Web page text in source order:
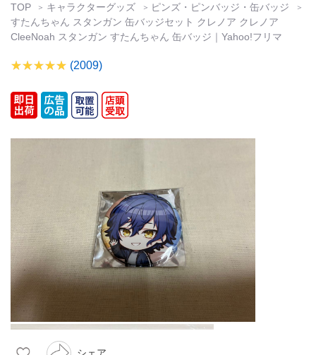
TOP キャラクターグッズ
ピンズ・ピンバッジ・缶バッジ
すたんちゃん スタンガン 缶バッジセット クレノア クレノア
CleeNoah スタンガン すたんちゃん 缶バッジ｜Yahoo!フリマ
(2009)